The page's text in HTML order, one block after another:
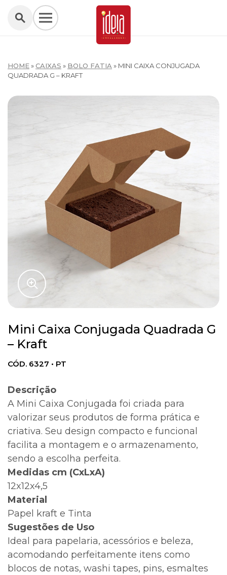
HOME»CAIXAS » BOLO FATIA » MINI CAIXA CONJUGADA
QUADRADA G – KRAFT
Mini Caixa Conjugada Quadrada G
– Kraft
CÓD. 6327 • PT
Descrição
A Mini Caixa Conjugada foi criada para
valorizar seus produtos de forma prática e
criativa. Seu design compacto e funcional
facilita a montagem e o armazenamento,
sendo a escolha perfeita.
Medidas cm (CxLxA)
12x12x4,5
Material
Papel kraft e Tinta
Sugestões de Uso
Ideal para papelaria, acessórios e beleza,
acomodando perfeitamente itens como
blocos de notas, washi tapes, pins, esmaltes